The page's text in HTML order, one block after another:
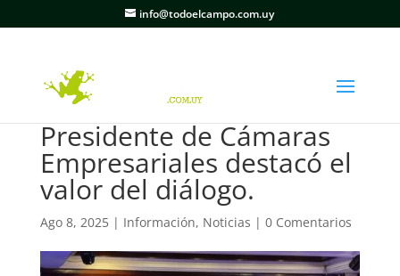
info@todoelcampo.com.uy
Presidente de Cámaras
Empresariales destacó el
valor del diálogo.
Ago 8, 2025| Información, Noticias | 0 Comentarios